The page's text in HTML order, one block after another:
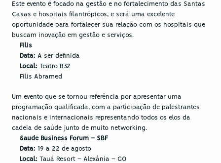
Este evento é focado na gestão e no fortalecimento das Santas
Casas e hospitais filantrópicos, e será uma excelente
oportunidade para fortalecer sua relação com os hospitais que
buscam inovação em gestão e serviços.
Filis
Data: A ser definida
Local: Teatro B32
Filis Abramed
Um evento que se tornou referência por apresentar uma
programação qualificada, com a participação de palestrantes
nacionais e internacionais representando todos os elos da
cadeia de saúde junto de muito networking.
Saude Business Forum – SBF
Data: 19 a 22 de agosto
Local: Tauá Resort – Alexânia – GO